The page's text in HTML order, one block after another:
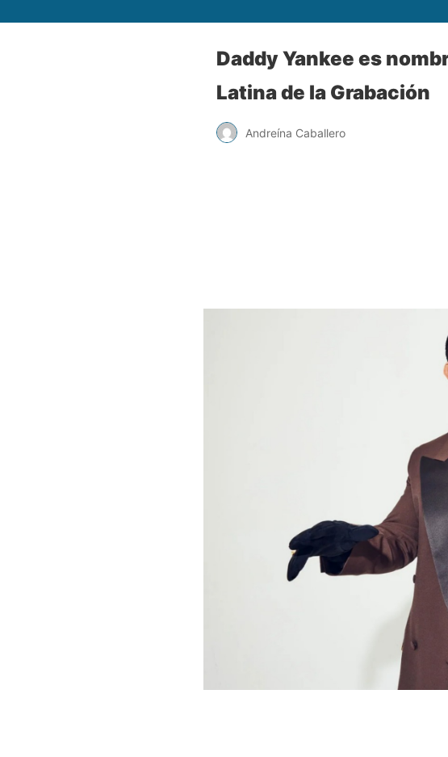
Daddy Yankee es
Latina de la Grabación
Andreína Caballero